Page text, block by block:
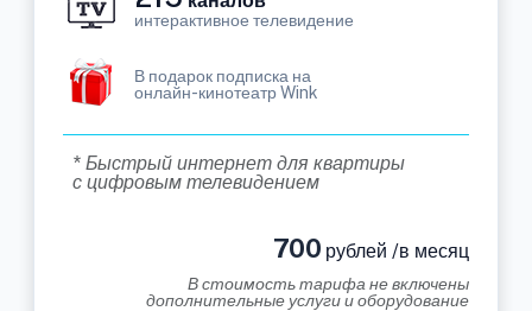
интерактивное телевидение
В подарок подписка на
онлайн-кинотеатр Wink
* Быстрый интернет для квартиры
с цифровым телевидением
700 рублей /в месяц
В стоимость тарифа не включены
дополнительные услуги и оборудование